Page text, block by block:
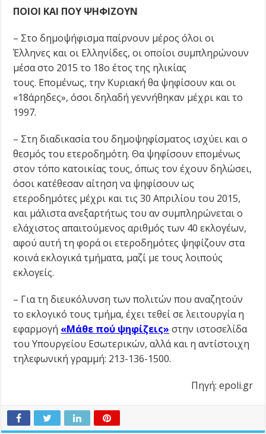
ΠΟΙΟΙ ΚΑΙ ΠΟΥ ΨΗΦΙΖΟΥΝ
– Στο δημοψήφισμα παίρνουν μέρος όλοι οι
Έλληνες και οι Ελληνίδες, οι οποίοι συμπληρώνουν
μέσα στο 2015 το 18ο έτος της ηλικίας
τους. Επομένως, την Κυριακή θα ψηφίσουν και οι
«18άρηδες», όσοι δηλαδή γεννήθηκαν μέχρι και το
1997.
– Στη διαδικασία του δημοψηφίσματος ισχύει και ο
θεσμός του ετεροδημότη. Θα ψηφίσουν επομένως
στον τόπο κατοικίας τους, όπως τον έχουν δηλώσει,
όσοι κατέθεσαν αίτηση να ψηφίσουν ως
ετεροδημότες μέχρι και τις 30 Απριλίου του 2015,
και μάλιστα ανεξαρτήτως του αν συμπληρώνεται ο
ελάχιστος απαιτούμενος αριθμός των 40 εκλογέων,
αφού αυτή τη φορά οι ετεροδημότες ψηφίζουν στα
κοινά εκλογικά τμήματα, μαζί με τους λοιπούς
εκλογείς.
– Για τη διευκόλυνση των πολιτών που αναζητούν
το εκλογικό τους τμήμα, έχει τεθεί σε λειτουργία η
εφαρμογή «Μάθε πού ψηφίζεις» στην ιστοσελίδα
του Υπουργείου Εσωτερικών, αλλά και η αντίστοιχη
τηλεφωνική γραμμή: 213-136-1500.
Πηγή: epoli.gr